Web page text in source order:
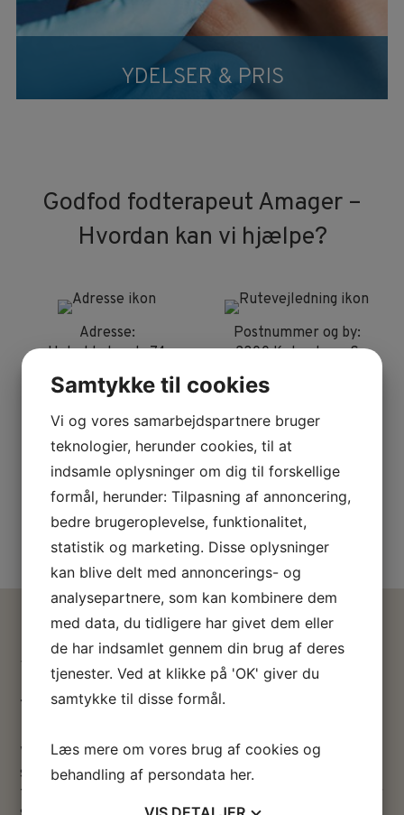
YDELSER & PRIS
Godfod fodterapeut Amager –
Hvordan kan vi hjælpe?
Postnummer og by:
2300 København S
Adresse:
Holmbladsgade 74
Telefon:
32 95 00 21
E-mail adresse:
godfod@godfod.dk
3 timers gratis parkering ved klinikken
Velkommen til godfod.dk – din
fodterapeut på Amager
Vi lægger stor vægt på personlig service, afslappet
stemning og dit velvære. Vi tilbyder flere forskellige
fodbehandlinger & fodpleje på Amager i København, der
Samtykke til cookies
Vi og vores samarbejdspartnere bruger
teknologier, herunder cookies, til at
indsamle oplysninger om dig til forskellige
formål, herunder: Tilpasning af annoncering,
bedre brugeroplevelse, funktionalitet,
statistik og marketing. Disse oplysninger
kan blive delt med annoncerings- og
analysepartnere, som kan kombinere dem
med data, du tidligere har givet dem eller
de har indsamlet gennem din brug af deres
tjenester. Ved at klikke på 'OK' giver du
samtykke til disse formål.
Læs mere om vores brug af cookies og
behandling af persondata her.